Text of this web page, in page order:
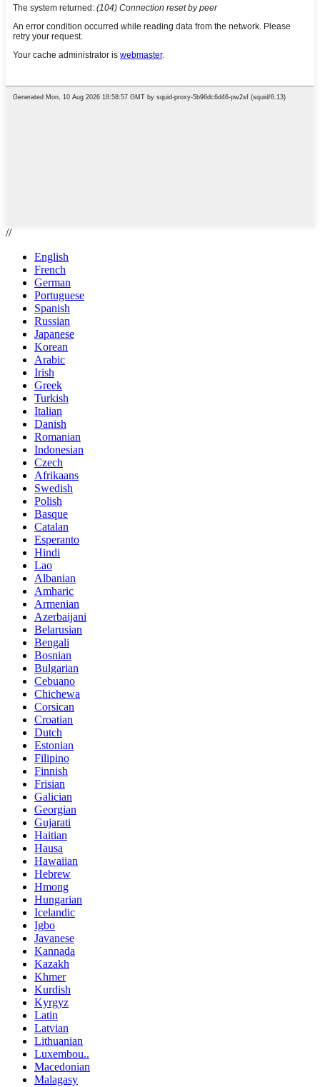
//
English
French
German
Portuguese
Spanish
Russian
Japanese
Korean
Arabic
Irish
Greek
Turkish
Italian
Danish
Romanian
Indonesian
Czech
Afrikaans
Swedish
Polish
Basque
Catalan
Esperanto
Hindi
Lao
Albanian
Amharic
Armenian
Azerbaijani
Belarusian
Bengali
Bosnian
Bulgarian
Cebuano
Chichewa
Corsican
Croatian
Dutch
Estonian
Filipino
Finnish
Frisian
Galician
Georgian
Gujarati
Haitian
Hausa
Hawaiian
Hebrew
Hmong
Hungarian
Icelandic
Igbo
Javanese
Kannada
Kazakh
Khmer
Kurdish
Kyrgyz
Latin
Latvian
Lithuanian
Luxembou..
Macedonian
Malagasy